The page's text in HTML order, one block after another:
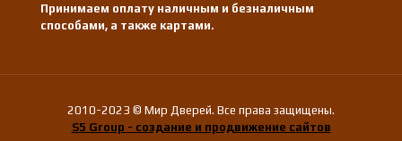
Принимаем оплату наличным и безналичным
способами, а также картами.
2010-2023 © Мир Дверей. Все права защищены.
S5 Group - создание и продвижение сайтов